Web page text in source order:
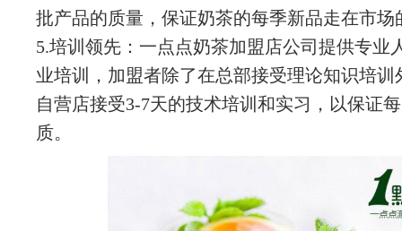
批产品的质量，保证奶茶的每季新品走在市场
5.培训领先：一点点奶茶加盟店公司提供专业
业培训，加盟者除了在总部接受理论知识培训
自营店接受3-7天的技术培训和实习，以保证
质。